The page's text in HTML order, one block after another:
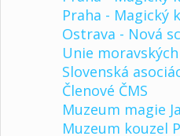
Praha - Magický
Ostrava - Nová
Unie
Slovenská
Členové ČMS
Muzeum magie
Muzeum kouzel